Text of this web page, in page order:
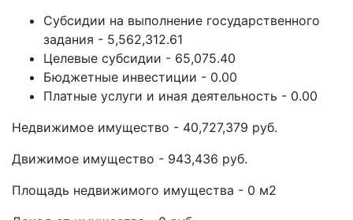
Субсидии на выполнение государственного
задания - 5,562,312.61
Целевые субсидии - 65,075.40
Бюджетные инвестиции - 0.00
Платные услуги и иная деятельность - 0.00
Недвижимое имущество - 40,727,379 руб.
Движимое имущество - 943,436 руб.
Площадь недвижимого имущества - 0 м2